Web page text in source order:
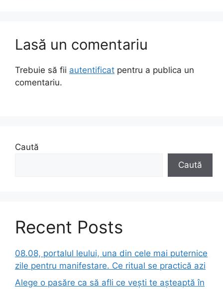
Lasă un comentariu
Trebuie să fii autentificat pentru a publica un
comentariu.
Caută
Caută
Recent Posts
08.08, portalul leului, una din cele mai puternice
zile pentru manifestare. Ce ritual se practică azi
Alege o pasăre ca să afli ce vești te așteaptă în